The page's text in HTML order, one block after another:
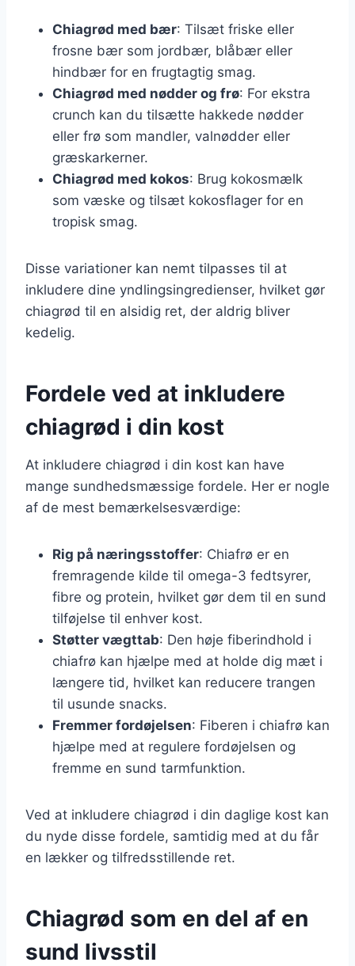
Chiagrød med bær: Tilsæt friske eller
frosne bær som jordbær, blåbær eller
hindbær for en frugtagtig smag.
Chiagrød med nødder og frø: For ekstra
crunch kan du tilsætte hakkede nødder
eller frø som mandler, valnødder eller
græskarkerner.
Chiagrød med kokos: Brug kokosmælk
som væske og tilsæt kokosflager for en
tropisk smag.
Disse variationer kan nemt tilpasses til at
inkludere dine yndlingsingredienser, hvilket gør
chiagrød til en alsidig ret, der aldrig bliver
kedelig.
Fordele ved at inkludere
chiagrød i din kost
At inkludere chiagrød i din kost kan have
mange sundhedsmæssige fordele. Her er nogle
af de mest bemærkelsesværdige:
Rig på næringsstoffer: Chiafrø er en
fremragende kilde til omega-3 fedtsyrer,
fibre og protein, hvilket gør dem til en sund
tilføjelse til enhver kost.
Støtter vægttab: Den høje fiberindhold i
chiafrø kan hjælpe med at holde dig mæt i
længere tid, hvilket kan reducere trangen
til usunde snacks.
Fremmer fordøjelsen: Fiberen i chiafrø kan
hjælpe med at regulere fordøjelsen og
fremme en sund tarmfunktion.
Ved at inkludere chiagrød i din daglige kost kan
du nyde disse fordele, samtidig med at du får
en lækker og tilfredsstillende ret.
Chiagrød som en del af en
sund livsstil